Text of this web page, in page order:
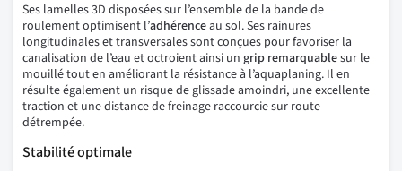
Ses lamelles 3D disposées sur l’ensemble de la bande de
roulement optimisent l’adhérenceau sol. Ses rainures
longitudinales et transversales sont conçues pour favoriser la
canalisation de l’eau et octroient ainsi un grip remarquablesur le
mouillé tout en améliorant la résistance à l’aquaplaning. Il en
résulte également un risque de glissade amoindri, une excellente
traction et une distance de freinage raccourcie sur route
détrempée.
Stabilité optimale